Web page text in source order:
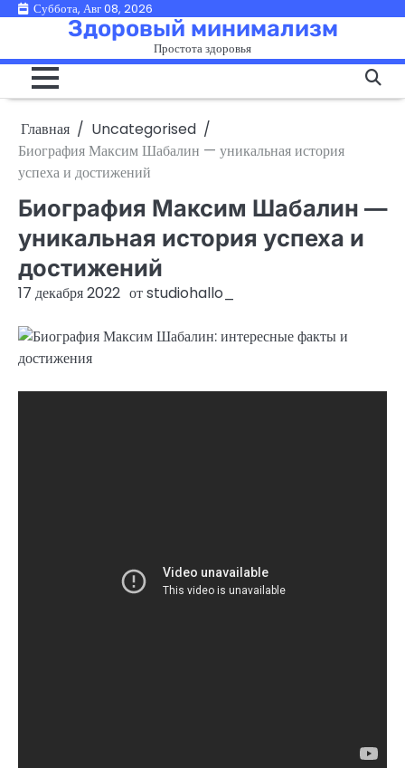
ПерейтиСуббота, Авг 08, 2026
Здоровый минимализм
Простота здоровья
Главная
Uncategorised
Биография Максим Шабалин — уникальная история
успеха и достижений
Биография Максим Шабалин —
уникальная история успеха и
достижений
17 декабря 2022 отstudiohallo_